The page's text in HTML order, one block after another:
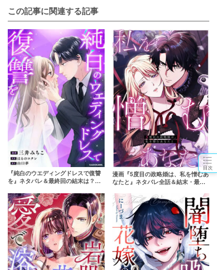
目次
この記事に関連する記事
『純白のウエディングドレスで復讐
を』ネタバレ＆最終回の結末は？漫
漫画『5度目の政略婚は、私を憎むあ
なたと』ネタバレ全話＆結末・最終